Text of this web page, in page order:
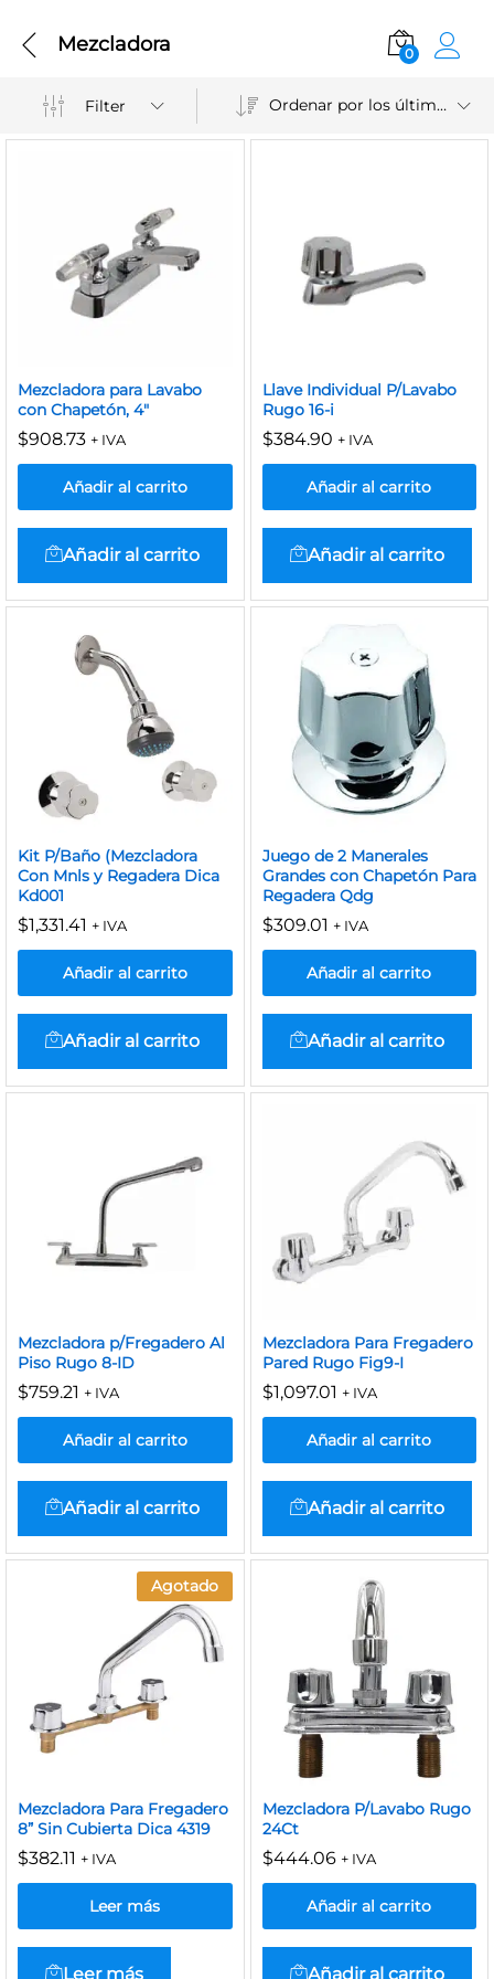
Mezcladora 0
Filter Ordenar por los últimos
Mezcladora para Lavabo
con Chapetón, 4″
$908.73 + IVA
Añadir al carrito
Añadir al carrito
Llave Individual P/Lavabo
Rugo 16-i
$384.90 + IVA
Añadir al carrito
Añadir al carrito
Kit P/Baño (Mezcladora
Con Mnls y Regadera Dica
Kd001
$1,331.41 + IVA
Añadir al carrito
Añadir al carrito
Juego de 2 Manerales
Grandes con Chapetón Para
Regadera Qdg
$309.01 + IVA
Añadir al carrito
Añadir al carrito
Mezcladora p/Fregadero Al
Piso Rugo 8-ID
$759.21 + IVA
Añadir al carrito
Añadir al carrito
Mezcladora Para Fregadero
Pared Rugo Fig9-I
$1,097.01 + IVA
Añadir al carrito
Añadir al carrito
Agotado
Mezcladora Para Fregadero
8” Sin Cubierta Dica 4319
$382.11 + IVA
Leer más
Leer más
Mezcladora P/Lavabo Rugo
24Ct
$444.06 + IVA
Añadir al carrito
Añadir al carrito